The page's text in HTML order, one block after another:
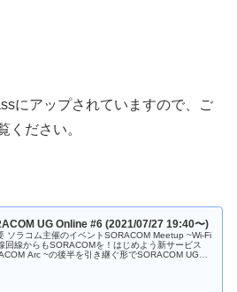
にアップされていますので、ご
ください。
UG Online #6 (2021/07/27 19:40〜)
ソラコム主催のイベントSORACOM Meetup ~Wi-Fi
回線からもSORACOMを！はじめよう新サービス
Arc ~の後半を引き継ぐ形でSORACOM UG